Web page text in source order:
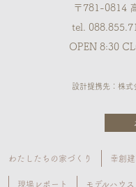
〒781-0814
tel.
OPEN 8:30
設計提携先：株式
わたしたちの家づくり 幸創
現場レポート モデルハウス